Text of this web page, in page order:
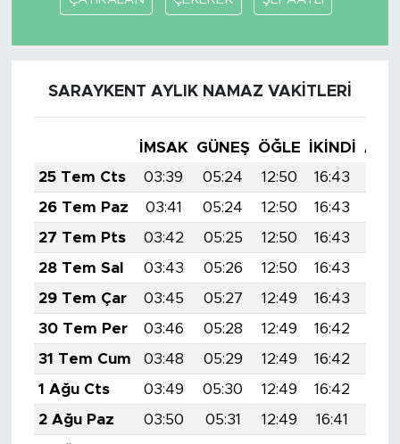
SARAYKENT AYLIK NAMAZ VAKITLERI
İMSAK GÜNEŞ ÖĞLE İKINDI
25 Tem Cts
03:39 05:24 12:50 16:43
26 Tem Paz
03:41 05:24 12:50 16:43
27 Tem Pts
03:42 05:25 12:50 16:43
28 Tem Sal
03:43 05:26 12:50 16:43
29 Tem Çar
03:45 05:27 12:49 16:43
30 Tem Per
03:46 05:28 12:49 16:42
31 Tem Cum
03:48 05:29 12:49 16:42
1 Ağu Cts
03:49 05:30 12:49 16:42
2 Ağu Paz
03:50 05:31 12:49 16:41